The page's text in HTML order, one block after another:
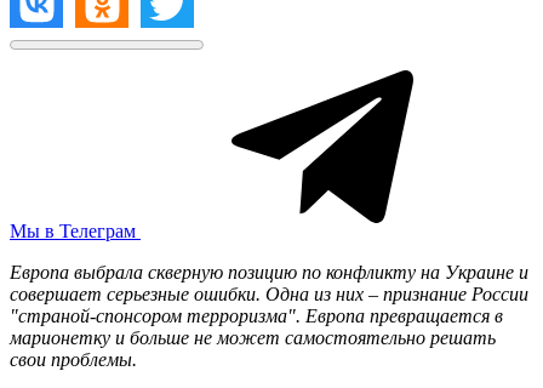
Мы в Телеграм
Европа выбрала скверную позицию по конфликту на Украине и
совершает серьезные ошибки. Одна из них – признание России
"страной-спонсором терроризма". Европа превращается в
марионетку и больше не может самостоятельно решать
свои проблемы.